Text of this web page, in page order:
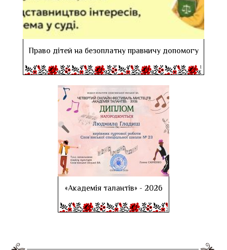
Право дітей на безоплатну правничу допомогу
«Академія талантів» - 2026